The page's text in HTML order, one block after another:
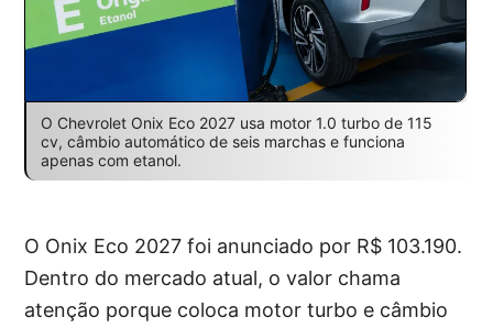
O Chevrolet Onix Eco 2027 usa motor 1.0 turbo de 115
cv, câmbio automático de seis marchas e funciona
apenas com etanol.
O Onix Eco 2027 foi anunciado por R$ 103.190.
Dentro do mercado atual, o valor chama
atenção porque coloca motor turbo e câmbio